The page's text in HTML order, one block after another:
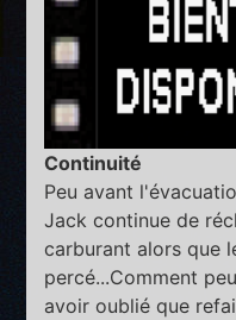
Continuité
Peu avant
Jack continue de
carburant alors que
percé...Comment
avoir oublié que